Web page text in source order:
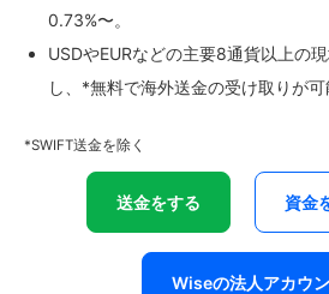
0.73%〜。
USDやEURなどの主要8通貨以上の
し、*無料で海外送金の受け取りが可
*SWIFT送金を除く
送金をする 資金
Wiseの法人アカウ